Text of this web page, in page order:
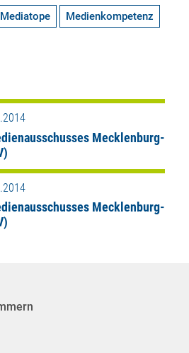
Mediatope Medienkompetenz
Mecklenburg-
Mecklenburg-